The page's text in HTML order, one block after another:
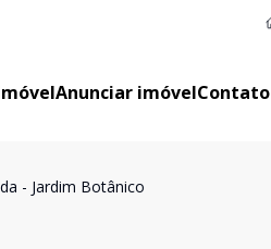
Anunciar imóvelContato
- Jardim Botânico